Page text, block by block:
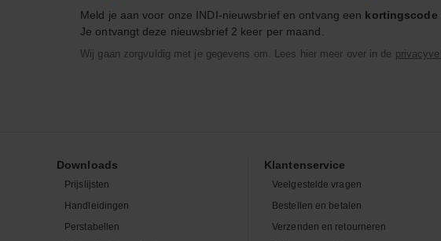
Meld je aan voor onze INDI-nieuwsbrief en ontvang een kortingscode
Je ontvangt deze nieuwsbrief 2 keer per maand.
Wij gaan zorgvuldig met je gegevens om. Lees hier meer over in de
Downloads
Prijslijsten
Handleidingen
Perstabellen
Klantenservice
Veelgestelde vragen
Bestellen en betalen
Verzenden en retourneren